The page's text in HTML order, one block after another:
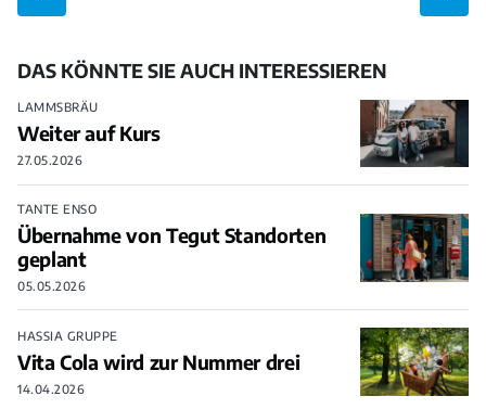
DAS KÖNNTE SIE AUCH INTERESSIEREN
LAMMSBRÄU
Weiter auf Kurs
27.05.2026
TANTE ENSO
Übernahme von Tegut Standorten
geplant
05.05.2026
HASSIA GRUPPE
Vita Cola wird zur Nummer drei
14.04.2026